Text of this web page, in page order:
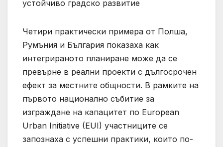
Четири практически примера от Полша,
Румъния и България показаха как
интегрираното планиране може да се
превърне в реални проекти с дългосрочен
ефект за местните общности. В рамките на
първото национално събитие за
изграждане на капацитет по European
Urban Initiative (EUI) участниците се
запознаха с успешни практики, които по-